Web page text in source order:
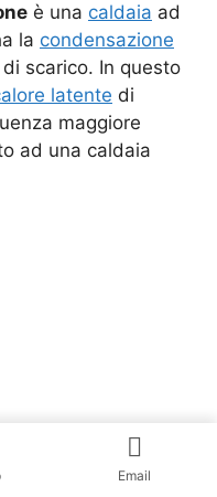
è una caldaia ad
la condensazione
di scarico. In questo
latente di
maggiore
ad una caldaia
di caldaie a
gas 2- Entrata
Email